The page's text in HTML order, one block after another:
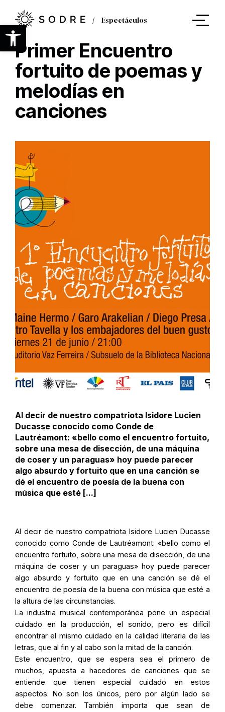
Abrir barra de herramientas
contenido
principal
Espectáculos
Primer Encuentro
fortuito de poemas y
melodías en
canciones
Al decir de nuestro compatriota Isidore Lucien
Ducasse conocido como Conde de
Lautréamont: «bello como el encuentro fortuito,
sobre una mesa de disección, de una máquina
de coser y un paraguas» hoy puede parecer
algo absurdo y fortuito que en una canción se
dé el encuentro de poesía de la buena con
música que esté [...]
Al decir de nuestro compatriota Isidore Lucien Ducasse
conocido como Conde de Lautréamont: «bello como el
encuentro fortuito, sobre una mesa de disección, de una
máquina de coser y un paraguas» hoy puede parecer
algo absurdo y fortuito que en una canción se dé el
encuentro de poesía de la buena con música que esté a
la altura de las circunstancias.
La industria musical contemporánea pone un especial
cuidado en la producción, el sonido, pero es difícil
encontrar el mismo cuidado en la calidad literaria de las
letras, que al fin y al cabo son la mitad de la canción.
Este encuentro, que se espera sea el primero de
muchos, apuesta a hacedores de canciones que se
entiende que tienen especial cuidado en estos
aspectos. No son los únicos, pero por algún lado se
debe comenzar. También importa que sean de